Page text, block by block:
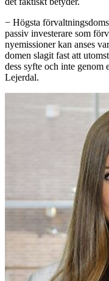
− Högsta
passiv investerare som
nyemissioner kan anses
domen slagit fast att
dess syfte och inte genom
Lejerdal.